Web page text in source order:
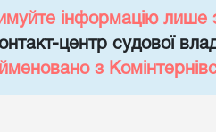
інформацію лише
центр судової
з